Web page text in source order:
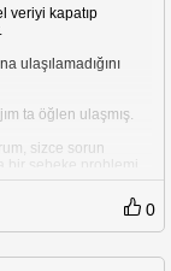
veriyi kapatıp
ulaşılamadığını
ta öğlen ulaşmış.
sizce sorun
istiyorum.
0